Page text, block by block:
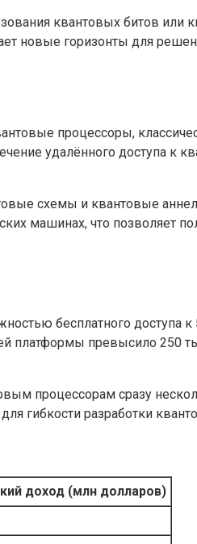
квантовых битов или
новые горизонты для
процессоры,
удалённого доступа к
схемы и квантовые
машинах, что позволяет
бесплатного доступа к
платформы превысило 250
процессорам сразу
гибкости разработки
доход (млн долларов)